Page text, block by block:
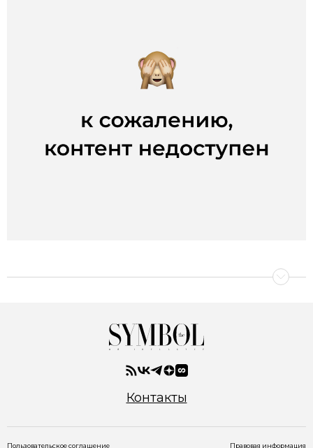
Контакты
Пользовательское соглашение Правовая информация